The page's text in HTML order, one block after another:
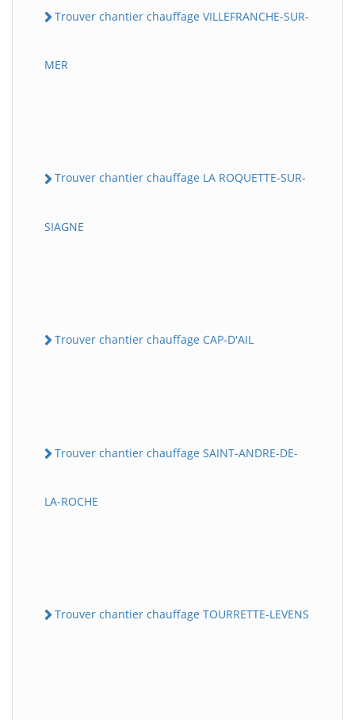
Trouver chantier chauffage VILLEFRANCHE-SUR-
MER
Trouver chantier chauffage LA ROQUETTE-SUR-
SIAGNE
Trouver chantier chauffage CAP-D'AIL
Trouver chantier chauffage SAINT-ANDRE-DE-
LA-ROCHE
Trouver chantier chauffage TOURRETTE-LEVENS